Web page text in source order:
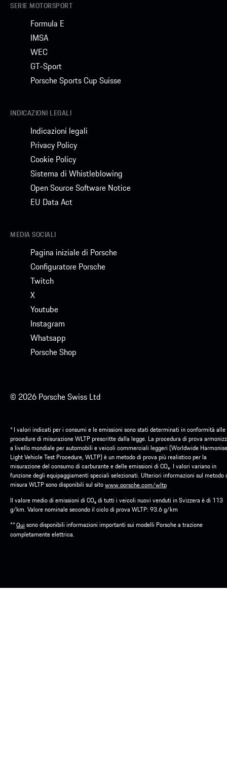
SERIE MOTORSPORT
Formula E
IMSA
WEC
GT-Sport
Porsche Sports Cup Suisse
INDICAZIONI LEGALI
Indicazioni legali
Privacy Policy
Cookie Policy
Sistema di Whistleblowing
Open Source Software Notice
EU Data Act
MEDIA SOCIALI
Pagina iniziale di Porsche
Configuratore Porsche
Twitch
X
Youtube
Instagram
Whatsapp
Porsche Shop
© 2026 Porsche Swiss Ltd
* I valori indicati per i consumi e le emissioni sono stati determinati in conformità alle
procedure di misurazione WLTP prescritte dalla legge. La procedura di prova
a livello mondiale per automobili e veicoli commerciali leggeri (Worldwide
Light Vehicle Test Procedure, WLTP) è un metodo di prova più realistico per la
misurazione del consumo di carburante e delle emissioni di CO₂. I valori variano in
funzione degli equipaggiamenti speciali selezionati. Ulteriori informazioni sul metodo
misura WLTP sono disponibili sul sitowww.porsche.com/wltp
Il valore medio di emissioni di CO₂ di tutti i veicoli nuovi venduti in Svizzera è di 113
g/km. Valore nominale secondo il ciclo di prova WLTP: 93.6 g/km
**Qui sono disponibili informazioni importanti sui modelli Porsche a trazione
completamente elettrica.